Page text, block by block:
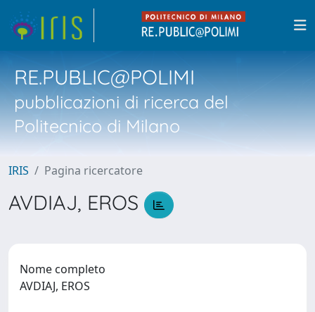
RE.PUBLIC@POLIMI
pubblicazioni di ricerca del
Politecnico di Milano
IRIS Pagina ricercatore
AVDIAJ, EROS
Nome completo
AVDIAJ, EROS